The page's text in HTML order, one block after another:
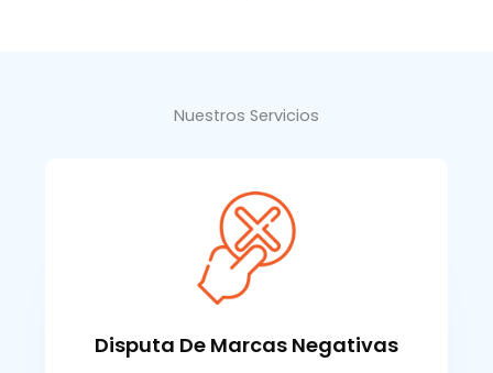
Nuestros Servicios
Disputa De Marcas Negativas